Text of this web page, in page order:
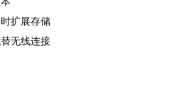
扩展存储
无线连接